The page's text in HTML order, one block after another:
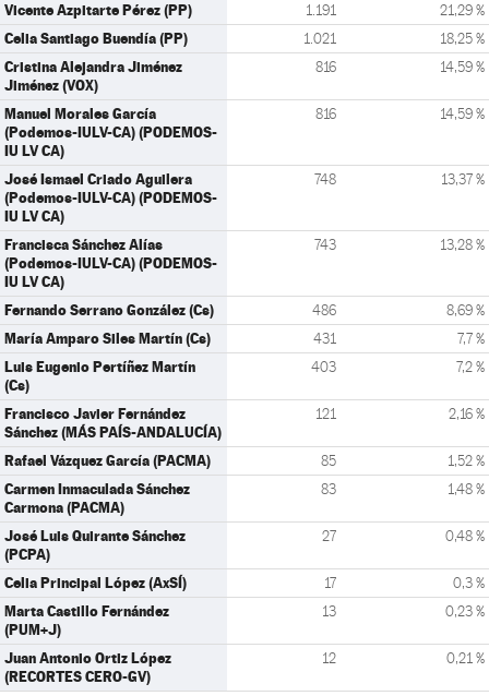
Vicente Azpitarte Pérez (PP) 1.191 21,29 %
Celia Santiago Buendía (PP) 1.021 18,25 %
Cristina Alejandra Jiménez
Jiménez (VOX)
816 14,59 %
Manuel Morales García
(Podemos-IULV-CA) (PODEMOS-
IU LV CA)
816 14,59 %
José Ismael Criado Aguilera
(Podemos-IULV-CA) (PODEMOS-
IU LV CA)
748 13,37 %
Francisca Sánchez Alías
(Podemos-IULV-CA) (PODEMOS-
IU LV CA)
743 13,28 %
Fernando Serrano González (Cs) 486 8,69 %
María Amparo Siles Martín (Cs) 431 7,7 %
Luis Eugenio Pertíñez Martín
(Cs)
403 7,2 %
Francisco Javier Fernández
Sánchez (MÁS PAÍS-ANDALUCÍA)
121 2,16 %
Rafael Vázquez García (PACMA) 85 1,52 %
Carmen Inmaculada Sánchez
Carmona (PACMA)
83 1,48 %
José Luis Quirante Sánchez
(PCPA)
27 0,48 %
Celia Principal López (AxSÍ) 17 0,3 %
Marta Castillo Fernández
(PUM+J)
13 0,23 %
Juan Antonio Ortiz López
(RECORTES CERO-GV)
12 0,21 %